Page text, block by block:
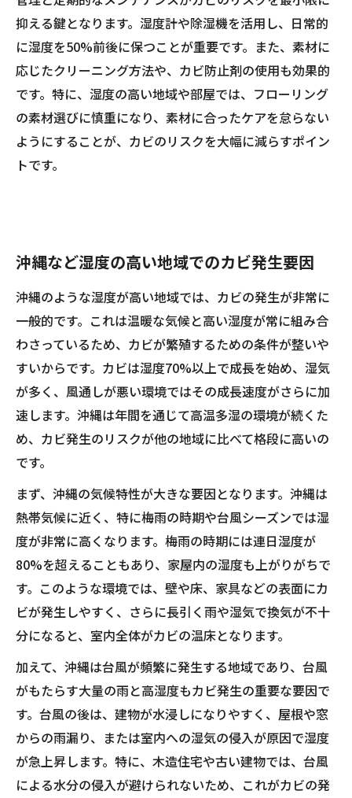
抑える鍵となります。湿度計や除湿機を活用し、日常的
に湿度を50%前後に保つことが重要です。また、素材に
応じたクリーニング方法や、カビ防止剤の使用も効果的
です。特に、湿度の高い地域や部屋では、フローリング
の素材選びに慎重になり、素材に合ったケアを怠らない
ようにすることが、カビのリスクを大幅に減らすポイン
トです。
沖縄など湿度の高い地域でのカビ発生要因
沖縄のような湿度が高い地域では、カビの発生が非常に
一般的です。これは温暖な気候と高い湿度が常に組み合
わさっているため、カビが繁殖するための条件が整いや
すいからです。カビは湿度70%以上で成長を始め、湿気
が多く、風通しが悪い環境ではその成長速度がさらに加
速します。沖縄は年間を通じて高温多湿の環境が続くた
め、カビ発生のリスクが他の地域に比べて格段に高いの
です。
まず、沖縄の気候特性が大きな要因となります。沖縄は
熱帯気候に近く、特に梅雨の時期や台風シーズンでは湿
度が非常に高くなります。梅雨の時期には連日湿度が
80%を超えることもあり、家屋内の湿度も上がりがちで
す。このような環境では、壁や床、家具などの表面にカ
ビが発生しやすく、さらに長引く雨や湿気で換気が不十
分になると、室内全体がカビの温床となります。
加えて、沖縄は台風が頻繁に発生する地域であり、台風
がもたらす大量の雨と高湿度もカビ発生の重要な要因で
す。台風の後は、建物が水浸しになりやすく、屋根や窓
からの雨漏り、または室内への湿気の侵入が原因で湿度
が急上昇します。特に、木造住宅や古い建物では、台風
による水分の侵入が避けられないため、これがカビの発